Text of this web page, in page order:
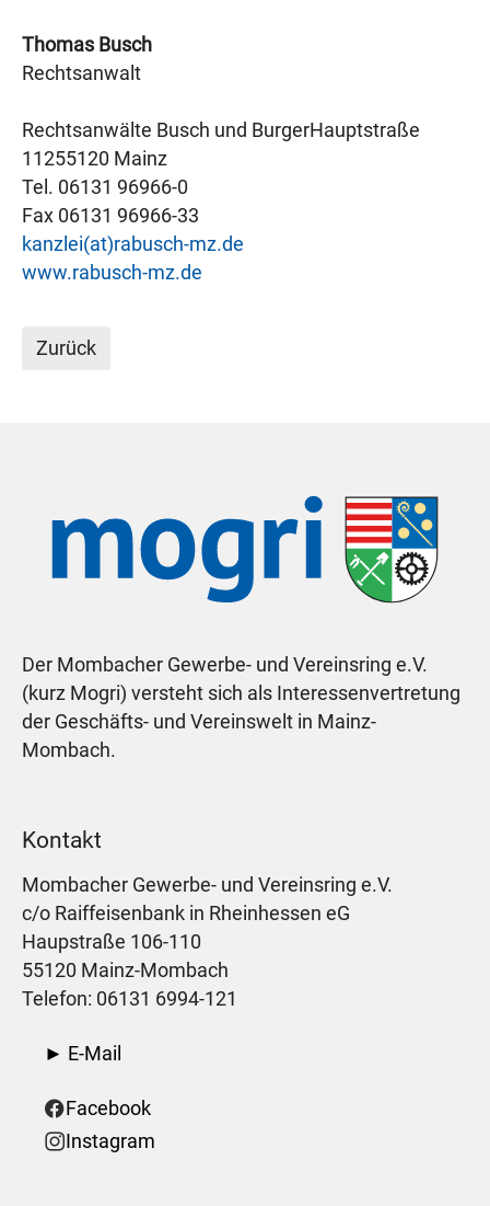
Thomas Busch
Rechtsanwalt
Rechtsanwälte Busch und BurgerHauptstraße
11255120 Mainz
Tel. 06131 96966-0
Fax 06131 96966-33
kanzlei(at)rabusch-mz.de
www.rabusch-mz.de
Zurück
Der Mombacher Gewerbe- und Vereinsring e.V.
(kurz Mogri) versteht sich als Interessenvertretung
der Geschäfts- und Vereinswelt in Mainz-
Mombach.
Kontakt
Mombacher Gewerbe- und Vereinsring e.V.
c/o Raiffeisenbank in Rheinhessen eG
Haupstraße 106-110
55120 Mainz-Mombach
Telefon: 06131 6994-121
► E-Mail
Facebook
Instagram